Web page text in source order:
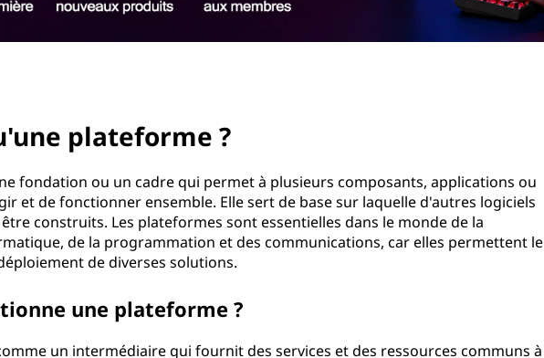
plateforme ?
fondation ou un cadre qui permet à plusieurs composants, applications ou
et de fonctionner ensemble. Elle sert de base sur laquelle d'autres logiciels
construits. Les plateformes sont essentielles dans le monde de la
de la programmation et des communications, car elles permettent le
de diverses solutions.
une plateforme ?
un intermédiaire qui fournit des services et des ressources communs à